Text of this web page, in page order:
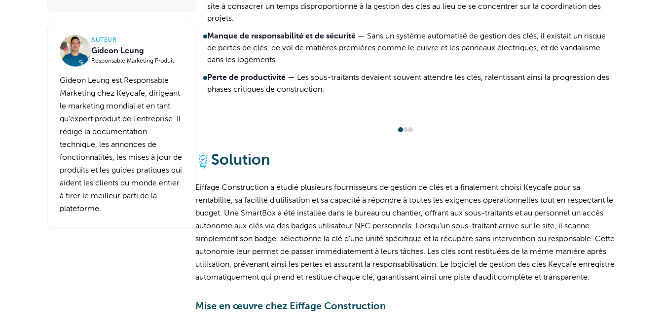
AUTEUR
Gideon Leung
Responsable Marketing Produit
Gideon Leung est Responsable
Marketing chez Keycafe, dirigeant
le marketing mondial et en tant
qu'expert produit de l'entreprise. Il
rédige la documentation
technique, les annonces de
fonctionnalités, les mises à jour de
produits et les guides pratiques qui
aident les clients du monde entier
à tirer le meilleur parti de la
plateforme.
site à consacrer un temps disproportionné à la gestion des clés au lieu de se concentrer sur la coordination des
projets.
Manque de responsabilité et de sécurité — Sans un système automatisé de gestion des clés, il existait un risque
de pertes de clés, de vol de matières premières comme le cuivre et les panneaux électriques, et de vandalisme
dans les logements.
Perte de productivité — Les sous-traitants devaient souvent attendre les clés, ralentissant ainsi la progression des
phases critiques de construction.
Solution
Eiffage Construction a étudié plusieurs fournisseurs de gestion de clés et a finalement choisi Keycafe pour sa
rentabilité, sa facilité d'utilisation et sa capacité à répondre à toutes les exigences opérationnelles tout en respectant le
budget. Une SmartBox a été installée dans le bureau du chantier, offrant aux sous-traitants et au personnel un accès
autonome aux clés via des badges utilisateur NFC personnels. Lorsqu'un sous-traitant arrive sur le site, il scanne
simplement son badge, sélectionne la clé d'une unité spécifique et la récupère sans intervention du responsable. Cette
autonomie leur permet de passer immédiatement à leurs tâches. Les clés sont restituées de la même manière après
utilisation, prévenant ainsi les pertes et assurant la responsabilisation. Le logiciel de gestion des clés Keycafe enregistre
automatiquement qui prend et restitue chaque clé, garantissant ainsi une piste d'audit complète et transparente.
Mise en œuvre chez Eiffage Construction